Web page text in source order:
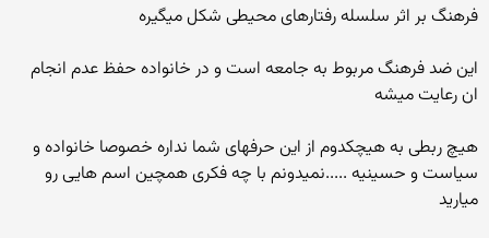
فرهنگ بر اثر سلسله رفتارهای محیطی شکل میگیره
این ضد فرهنگ مربوط به جامعه است و در خانواده حفظ عدم انجام
ان رعایت میشه
هیچ ربطی به هیچکدوم از این حرفهای شما نداره خصوصا خانواده و
سیاست و حسینیه .....نمیدونم با چه فکری همچین اسم هایی رو
میارید